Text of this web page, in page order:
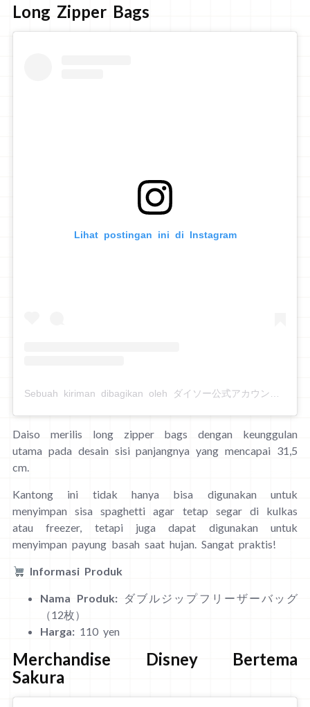
Long Zipper Bags
Lihat postingan ini di Instagram
Sebuah kiriman dibagikan oleh ダイソー公式アカウント (@daiso_official)
Daiso merilis long zipper bags dengan keunggulan
utama pada desain sisi panjangnya yang mencapai 31,5
cm.
Kantong ini tidak hanya bisa digunakan untuk
menyimpan sisa spaghetti agar tetap segar di kulkas
atau freezer, tetapi juga dapat digunakan untuk
menyimpan payung basah saat hujan. Sangat praktis!
Informasi Produk
Nama Produk: ダブルジップフリーザーバッグ
（12枚）
Harga: 110 yen
Merchandise Disney Bertema
Sakura